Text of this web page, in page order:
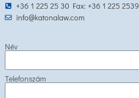
+36 1 225 25 30 Fax: +36 1 225 2539
info@katonalaw.com
Név
Telefonszám